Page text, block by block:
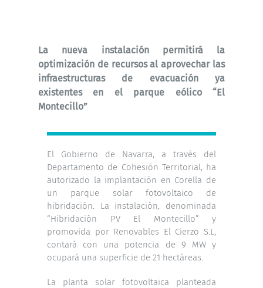
La nueva instalación permitirá la
optimización de recursos al aprovechar las
infraestructuras de evacuación ya
existentes en el parque eólico “El
Montecillo”
El Gobierno de Navarra, a través del
Departamento de Cohesión Territorial, ha
autorizado la implantación en Corella de
un parque solar fotovoltaico de
hibridación. La instalación, denominada
“Hibridación PV El Montecillo” y
promovida por Renovables El Cierzo S.L,
contará con una potencia de 9 MW y
ocupará una superficie de 21 hectáreas.
La planta solar fotovoltaica planteada